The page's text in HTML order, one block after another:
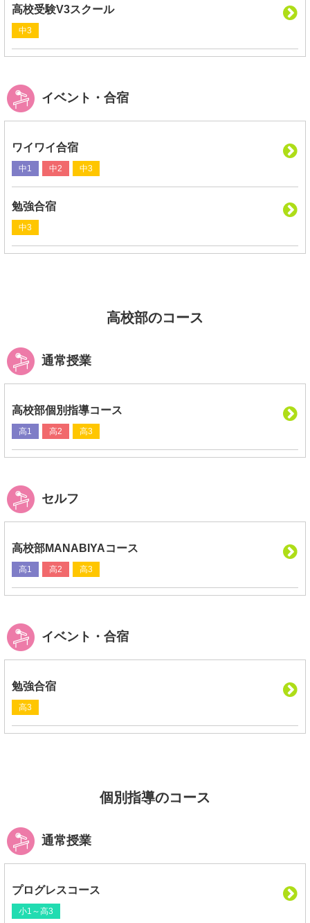
高校受験V3スクール
中3
イベント・合宿
ワイワイ合宿
中1 中2 中3
勉強合宿
中3
高校部のコース
通常授業
高校部個別指導コース
高1 高2 高3
セルフ
高校部MANABIYAコース
高1 高2 高3
イベント・合宿
勉強合宿
高3
個別指導のコース
通常授業
プログレスコース
小1～高3